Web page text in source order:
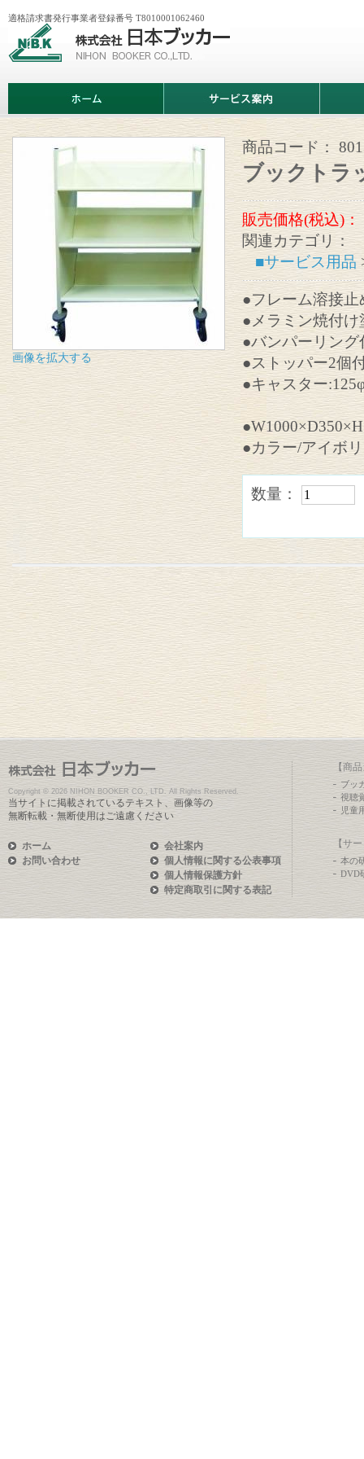
会
日
ッ
カ
適格請求書発行事業者登録番号 T8010001062460
ム
ビ
案
情
画像を拡大する
商品コード：
ブックトラ
販売価格(税込)：
関連カテゴリ：
■サービス用品
●フレーム溶接止
●メラミン焼付け
●バンパーリン
●ストッパー2個
●キャスター
●カラー/アイボ
数量：
Copyright © 2026 NIHON BOOKER CO., LTD. All Rights Reserved.
当サイトに掲載されているテキスト、画像等の
無断転載・無断使用はご遠慮ください
ホーム
お問い合わせ
会社案内
個人情報に関する公表事項
個人情報保護方針
特定商取引に関する表記
【商
ブッ
視聴
児童
【サ
本の
DVD